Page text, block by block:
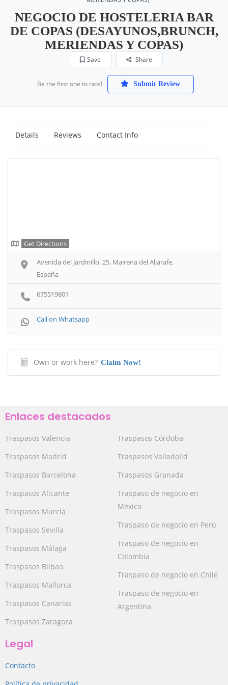
NEGOCIO DE HOSTELERIA BAR
DE COPAS (DESAYUNOS,BRUNCH,
MERIENDAS Y COPAS)
Save Share
Be the first one to rate! Submit Review
Details Reviews Contact Info
Get Directions
Avenida del Jardinillo, 25, Mairena del Aljarafe,
España
675519801
Call on Whatsapp
Own or work here? Claim Now!
Enlaces destacados
Traspasos Valencia
Traspasos Madrid
Traspasos Barcelona
Traspasos Alicante
Traspasos Murcia
Traspasos Sevilla
Traspasos Málaga
Traspasos Bilbao
Traspasos Mallorca
Traspasos Canarias
Traspasos Zaragoza
Traspasos Córdoba
Traspasos Valladolid
Traspasos Granada
Traspaso de negocio en
México
Traspaso de negocio en Perú
Traspaso de negocio en
Colombia
Traspaso de negocio en Chile
Traspaso de negocio en
Argentina
Legal
Contacto